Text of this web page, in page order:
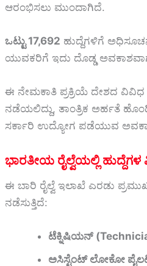
ಆರಂಭಿಸಲು ಮುಂದಾಗಿದೆ.
ಒಟ್ಟು 17,692 ಹುದ್ದೆಗಳಿಗೆ
ಯುವಕರಿಗೆ ಇದು ದೊಡ್ಡ
ಈ ನೇಮಕಾತಿ ಪ್ರಕ್ರಿಯೆ ದೇಶದ ವಿವಿಧ
ನಡೆಯಲಿದ್ದು, ತಾಂತ್ರಿಕ ಅರ್ಹತೆ
ಸರ್ಕಾರಿ ಉದ್ಯೋಗ ಪಡೆಯುವ
ಭಾರತೀಯ ರೈಲ್ವೆಯಲ್ಲಿ
ಈ ಬಾರಿ ರೈಲ್ವೆ ಇಲಾಖೆ ಎರಡು
ನಡೆಸುತ್ತಿದೆ:
ಟೆಕ್ನಿಷಿಯನ್
ಅಸಿಸ್ಟೆಂಟ್ ಲೋಕೋ